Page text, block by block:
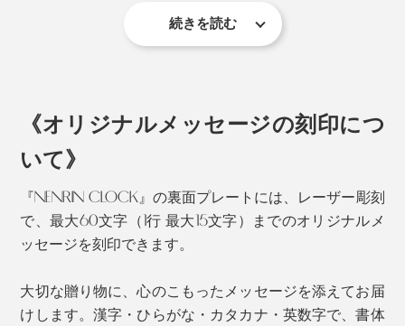
杉本来の色合いである、赤い芯材と白い辺材のグラデー
とも美しい。
に、ずっとつくってきました。
ミマツ工芸の2代目社長、實松英樹（さねまつ・ひで
思いを抱えていました。
続きを読む
《オリジナルメッセージの刻印につ
いて》
『NENRIN CLOCK』の裏面プレートには、レーザー彫刻
で、最大60文字（1行 最大15文字）までのオリジナルメ
ッセージを刻印できます。
大切な贈り物に、心のこもったメッセージを添えてお届
けします。漢字・ひらがな・カタカナ・英数字で、書体